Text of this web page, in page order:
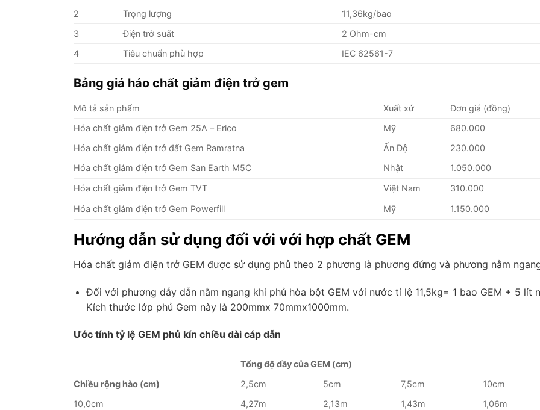
2
Trọng lượng
11,36kg/bao
3
Điện trở suất
2 Ohm-cm
4
Tiêu chuẩn phù hợp IEC 62561-7
Bảng giá háo chất giảm điện trở gem
Mô tả sản phẩm Xuất xứ
Đơn giá (đồng)
Hóa chất giảm điện trở Gem 25A – Erico
Mỹ
680.000
Hóa chất giảm điện trở đất Gem Ramratna
Ấn Độ
230.000
Hóa chất giảm điện trở Gem San Earth M5C
Nhật
1.050.000
Hóa chất giảm điện trở Gem TVT
Việt Nam
310.000
Hóa chất giảm điện trở Gem Powerfill
Mỹ 1.150.000
Hướng dẫn sử dụng đối với với hợp chất GEM
Hóa chất giảm điện trở GEM được sử dụng phủ theo 2 phương là phương đứng và phương nằm
Đối với phương dẫy dẫn nằm ngang khi phủ hòa bột GEM với nước tỉ lệ 11,5kg= 1 bao GEM + 5 lít
Kích thước lớp phủ Gem này là 200mmx 70mmx1000mm.
Ước tính tỷ lệ GEM phủ kín chiều dài cáp dẫn
Tổng độ dầy của GEM (cm)
Chiều rộng hào (cm)
2,5cm 5cm 7,5cm
10cm
10,0cm
4,27m 2,13m 1,43m
1,06m